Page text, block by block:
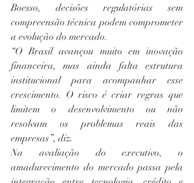
Boesso, decisões regulatórias sem
compreensão técnica podem comprometer
a evolução do mercado.
“O Brasil avançou muito em inovação
financeira, mas ainda falta estrutura
institucional para acompanhar esse
crescimento. O risco é criar regras que
limitem o desenvolvimento ou não
resolvam os problemas reais das
empresas”, diz.
Na avaliação do executivo, o
amadurecimento do mercado passa pela